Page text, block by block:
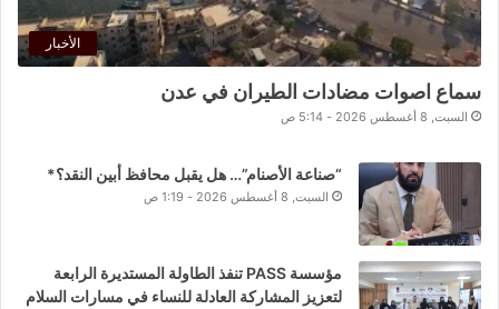
الأخبار
سماع اصوات مضادات الطيران في عدن
السبت, 8 أغسطس 2026 - 5:14 ص
“صناعة الأصنام”… هل يقبل محافظ أبين النقد؟*
السبت, 8 أغسطس 2026 - 1:19 ص
مؤسسة PASS تنفذ الطاولة المستديرة الرابعة
لتعزيز المشاركة العادلة للنساء في مسارات السلام